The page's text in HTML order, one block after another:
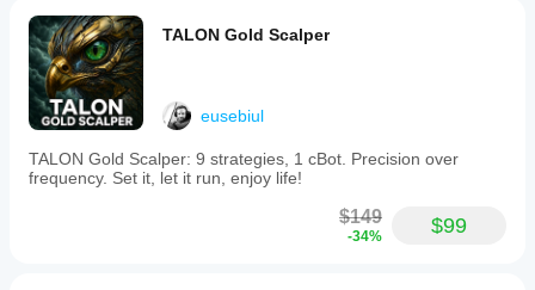
TALON Gold Scalper
eusebiul
TALON Gold Scalper: 9 strategies, 1 cBot. Precision over
frequency. Set it, let it run, enjoy life!
$149
-34% $99